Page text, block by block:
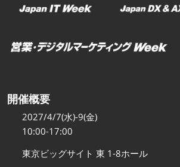
開催概要
2027/4/7(水)-9(金)
10:00-17:00
東京ビッグサイト 東 1-8ホール